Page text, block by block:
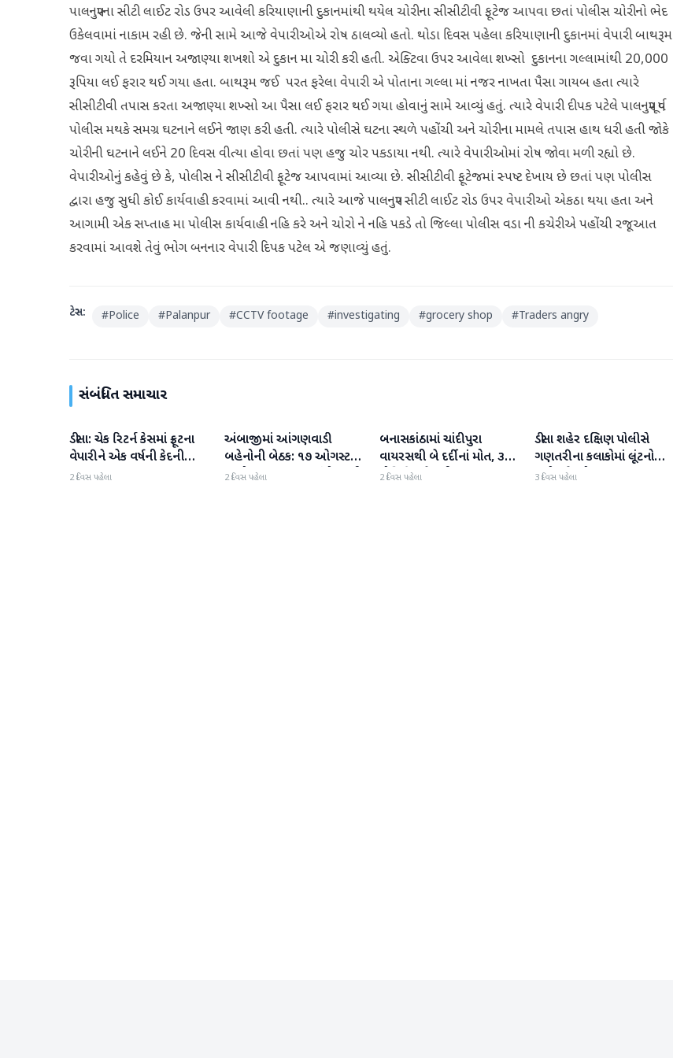
પાલનપુરના સીટી લાઈટ રોડ ઉપર આવેલી કરિયાણાની દુકાનમાંથી થયેલ ચોરીના સીસીટીવી ફૂટેજ આપવા છતાં પોલીસ ચોરીનો ભેદ
ઉકેલવામાં નાકામ રહી છે. જેની સામે આજે વેપારીઓએ રોષ ઠાલવ્યો હતો. થોડા દિવસ પહેલા કરિયાણાની દુકાનમાં વેપારી બાથરૂમ
જવા ગયો તે દરમિયાન અજાણ્યા શખશો એ દુકાન મા ચોરી કરી હતી. એક્ટિવા ઉપર આવેલા શખ્સો દુકાનના ગલ્લામાંથી 20,000
રૂપિયા લઈ ફરાર થઈ ગયા હતા. બાથરૂમ જઈ પરત ફરેલા વેપારી એ પોતાના ગલ્લા માં નજર નાખતા પૈસા ગાયબ હતા ત્યારે
સીસીટીવી તપાસ કરતા અજાણ્યા શખ્સો આ પૈસા લઈ ફરાર થઈ ગયા હોવાનું સામે આવ્યું હતું. ત્યારે વેપારી દીપક પટેલે પાલનપુર પૂર્વ
પોલીસ મથકે સમગ્ર ઘટનાને લઈને જાણ કરી હતી. ત્યારે પોલીસે ઘટના સ્થળે પહોંચી અને ચોરીના મામલે તપાસ હાથ ધરી હતી જોકે
ચોરીની ઘટનાને લઈને 20 દિવસ વીત્યા હોવા છતાં પણ હજુ ચોર પકડાયા નથી. ત્યારે વેપારીઓમાં રોષ જોવા મળી રહ્યો છે.
વેપારીઓનું કહેવું છે કે, પોલીસ ને સીસીટીવી ફૂટેજ આપવામાં આવ્યા છે. સીસીટીવી ફૂટેજમાં સ્પષ્ટ દેખાય છે છતાં પણ પોલીસ
દ્વારા હજુ સુધી કોઈ કાર્યવાહી કરવામાં આવી નથી.. ત્યારે આજે પાલનપુર સીટી લાઈટ રોડ ઉપર વેપારીઓ એકઠા થયા હતા અને
આગામી એક સપ્તાહ મા પોલીસ કાર્યવાહી નહિ કરે અને ચોરો ને નહિ પકડે તો જિલ્લા પોલીસ વડા ની કચેરીએ પહોંચી રજૂઆત
કરવામાં આવશે તેવું ભોગ બનનાર વેપારી દિપક પટેલ એ જણાવ્યું હતું.
ટેગ્સ: #Police #Palanpur #CCTV footage #investigating #grocery shop #Traders angry
સંબંધિત સમાચાર
બનાસકાંઠા
ડીસા: ચેક રિટર્ન કેસમાં ફ્રૂટના
વેપારીને એક વર્ષની કેદની
સજા
2 દિવસ પહેલા
બનાસકાંઠા
અંબાજીમાં આંગણવાડી
બહેનોની બેઠક: ૧૭ ઓગસ્ટથી
અચોક્કસ મુદતના આંદોલનની
2 દિવસ પહેલા
બનાસકાંઠા
બનાસકાંઠામાં ચાંદીપુરા
વાયરસથી બે દર્દીનાં મોત, ૩
પોઝિટિવ કેસથી ફફડાટ
2 દિવસ પહેલા
બનાસકાંઠા
ડીસા શહેર દક્ષિણ પોલીસે
ગણતરીના કલાકોમાં લૂંટનો
ગુનો ઉકેલ્યો
3 દિવસ પહેલા